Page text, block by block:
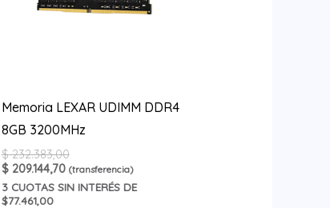
Memoria LEXAR UDIMM DDR4
8GB 3200MHz
$232.383,00
$209.144,70 (transferencia)
3CUOTAS SIN INTERÉS DE
$77.461,00